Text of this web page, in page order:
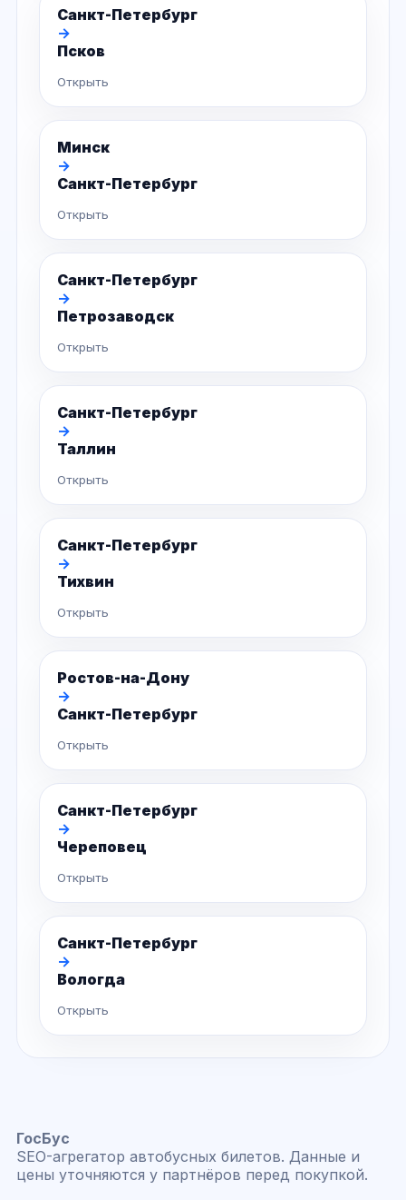
Санкт-Петербург
→
Псков
Открыть
Минск
→
Санкт-Петербург
Открыть
Санкт-Петербург
→
Петрозаводск
Открыть
Санкт-Петербург
→
Таллин
Открыть
Санкт-Петербург
→
Тихвин
Открыть
Ростов-на-Дону
→
Санкт-Петербург
Открыть
Санкт-Петербург
→
Череповец
Открыть
Санкт-Петербург
→
Вологда
Открыть
ГосБус
SEO-агрегатор автобусных билетов. Данные и
цены уточняются у партнёров перед покупкой.